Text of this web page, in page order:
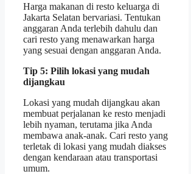
Harga makanan di resto keluarga di
Jakarta Selatan bervariasi. Tentukan
anggaran Anda terlebih dahulu dan
cari resto yang menawarkan harga
yang sesuai dengan anggaran Anda.
Tip 5: Pilih lokasi yang mudah
dijangkau
Lokasi yang mudah dijangkau akan
membuat perjalanan ke resto menjadi
lebih nyaman, terutama jika Anda
membawa anak-anak. Cari resto yang
terletak di lokasi yang mudah diakses
dengan kendaraan atau transportasi
umum.